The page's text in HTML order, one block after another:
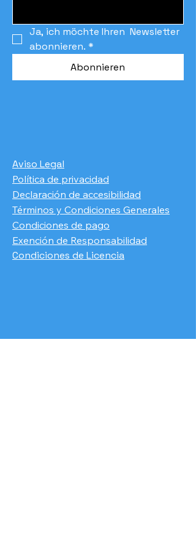
Ja, ich möchte Ihren  Newsletter
abonnieren. *
Abonnieren
Aviso Legal
Política de privacidad
Declaración de accesibilidad
Términos y Condiciones Generales
Condiciones de pago
​Exención de Responsabilidad
Condiciones de Licencia